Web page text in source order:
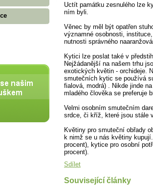
Uctít památku zesnulého lze
ním byli.
Věnec by měl být opatřen
významné osobnosti,
nutnosti správného
Kytici lze poslat také v
Nejžádanější na našem trhu
exotických květin - orchideje.
smutečních kytic se používá
fialová, modrá) . Nikde jinde
mladého člověka se preferuje
Velmi osobním smutečním
srdce, či kříž, které jsou stále
Květiny pro smuteční obřady
k nimž se u nás květiny
procent), kytice pro osobní
procent).
Sdílet
Související články